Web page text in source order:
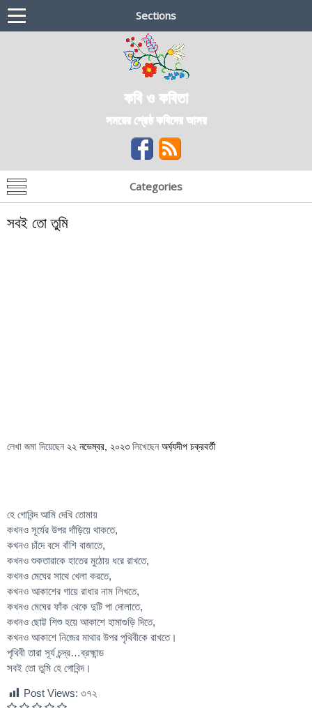
Sections
কবি ও কবিতা
সময়ের শ্রেষ্ঠ কবিদের আসর
Categories
সবই তো তুমি
লেখা জমা দিয়েছেন ২২ নভেম্বর, ২০২৩ লিখেছেন অর্ঘ্যদীপ চক্রবর্তী
হে গোবিন্দ আমি দেখি তোমায়
কখনও সূর্যের উপর দাঁড়িয়ে থাকতে,
কখনও চাঁদে বসে বাঁশি বাজাতে,
কখনও শুকতারাকে হাতের মুঠোয় ধরে রাখতে,
কখনও মেঘের সাথে খেলা করতে,
কখনও আকাশের গায়ে রাধার নাম লিখতে,
কখনও মেঘের ফাঁক থেকে দুটি পা দোলাতে,
কখনও ছোট্ট শিশু হয়ে আকাশে হামাগুড়ি দিতে,
কখনও আকাশে নিজের মাথার উপর পৃথিবীকে রাখতে।
পৃথিবী তারা সূর্য চন্দ্র…ব্রহ্মান্ড
সবই তো তুমি হে গোবিন্দ।
Post Views: ৩৭২